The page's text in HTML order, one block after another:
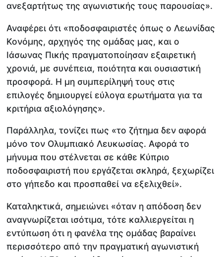
ανεξαρτήτως της αγωνιστικής τους παρουσίας».
Αναφέρει ότι «ποδοσφαιριστές όπως ο Λεωνίδας
Κονόμης, αρχηγός της ομάδας μας, και ο
Ιάσωνας Πικής πραγματοποίησαν εξαιρετική
χρονιά, με συνέπεια, ποιότητα και ουσιαστική
προσφορά. Η μη συμπερίληψή τους στις
επιλογές δημιουργεί εύλογα ερωτήματα για τα
κριτήρια αξιολόγησης».
Παράλληλα, τονίζει πως «το ζήτημα δεν αφορά
μόνο τον Ολυμπιακό Λευκωσίας. Αφορά το
μήνυμα που στέλνεται σε κάθε Κύπριο
ποδοσφαιριστή που εργάζεται σκληρά, ξεχωρίζει
στο γήπεδο και προσπαθεί να εξελιχθεί».
Καταληκτικά, σημειώνει «όταν η απόδοση δεν
αναγνωρίζεται ισότιμα, τότε καλλιεργείται η
εντύπωση ότι η φανέλα της ομάδας βαραίνει
περισσότερο από την πραγματική αγωνιστική